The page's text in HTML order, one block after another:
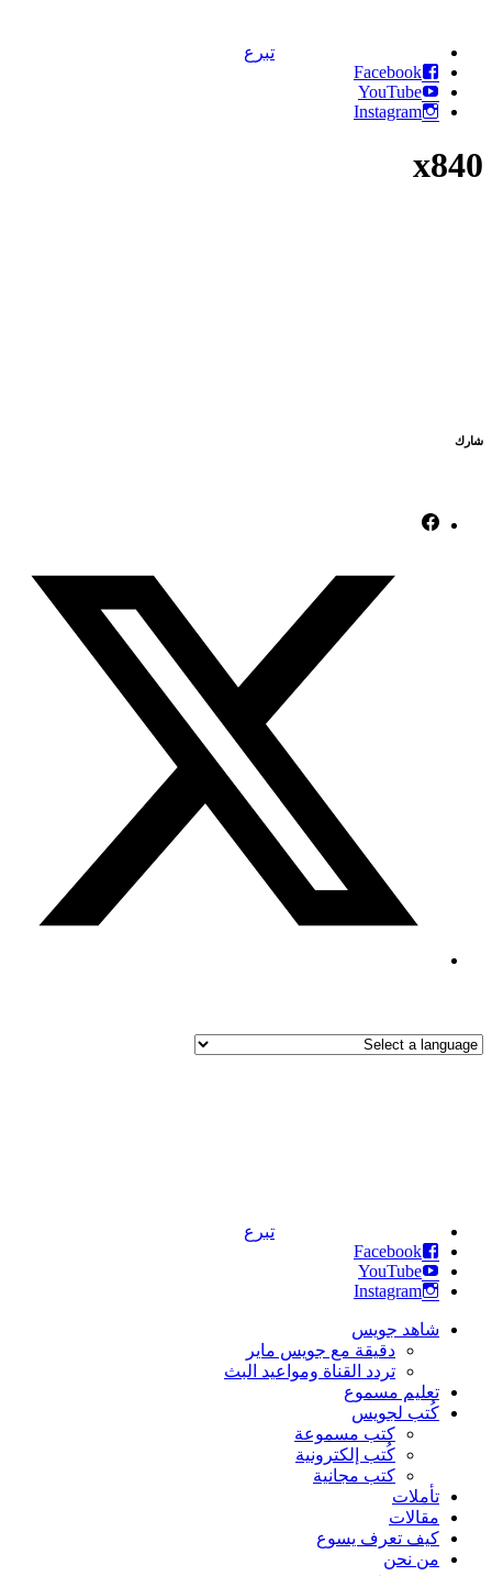
تبرع
Facebook
YouTube
Instagram
x840
شارك
تبرع
Facebook
YouTube
Instagram
شاهد جويس
دقيقة مع جويس ماير
تردد القناة ومواعيد البث
تعليم مسموع
كُتب لجويس
كتب مسموعة
كُتب إلكترونية
كتب مجانية
تأملات
مقالات
كيف تعرف يسوع
من نحن